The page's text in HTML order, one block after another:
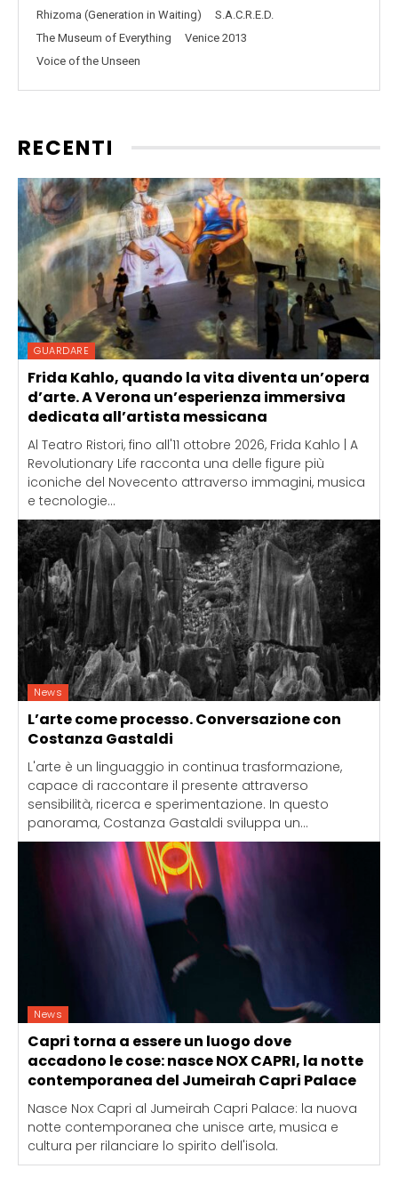
Rhizoma (Generation in Waiting)
S.A.C.R.E.D.
The Museum of Everything
Venice 2013
Voice of the Unseen
RECENTI
GUARDARE
Frida Kahlo, quando la vita diventa un’opera
d’arte. A Verona un’esperienza immersiva
dedicata all’artista messicana
Al Teatro Ristori, fino all'11 ottobre 2026, Frida Kahlo | A
Revolutionary Life racconta una delle figure più
iconiche del Novecento attraverso immagini, musica
e tecnologie...
News
L’arte come processo. Conversazione con
Costanza Gastaldi
L'arte è un linguaggio in continua trasformazione,
capace di raccontare il presente attraverso
sensibilità, ricerca e sperimentazione. In questo
panorama, Costanza Gastaldi sviluppa un...
News
Capri torna a essere un luogo dove
accadono le cose: nasce NOX CAPRI, la notte
contemporanea del Jumeirah Capri Palace
Nasce Nox Capri al Jumeirah Capri Palace: la nuova
notte contemporanea che unisce arte, musica e
cultura per rilanciare lo spirito dell'isola.